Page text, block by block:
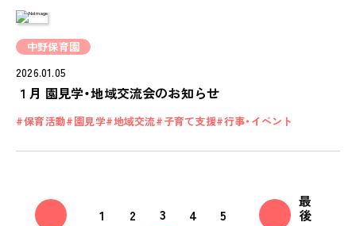
中野保育園
2026.01.05
１月 園見学・地域交流会のお知らせ
保育活動 園見学 地域交流 子育て支援 行事・イベント
1 2 3 4 5
最
後